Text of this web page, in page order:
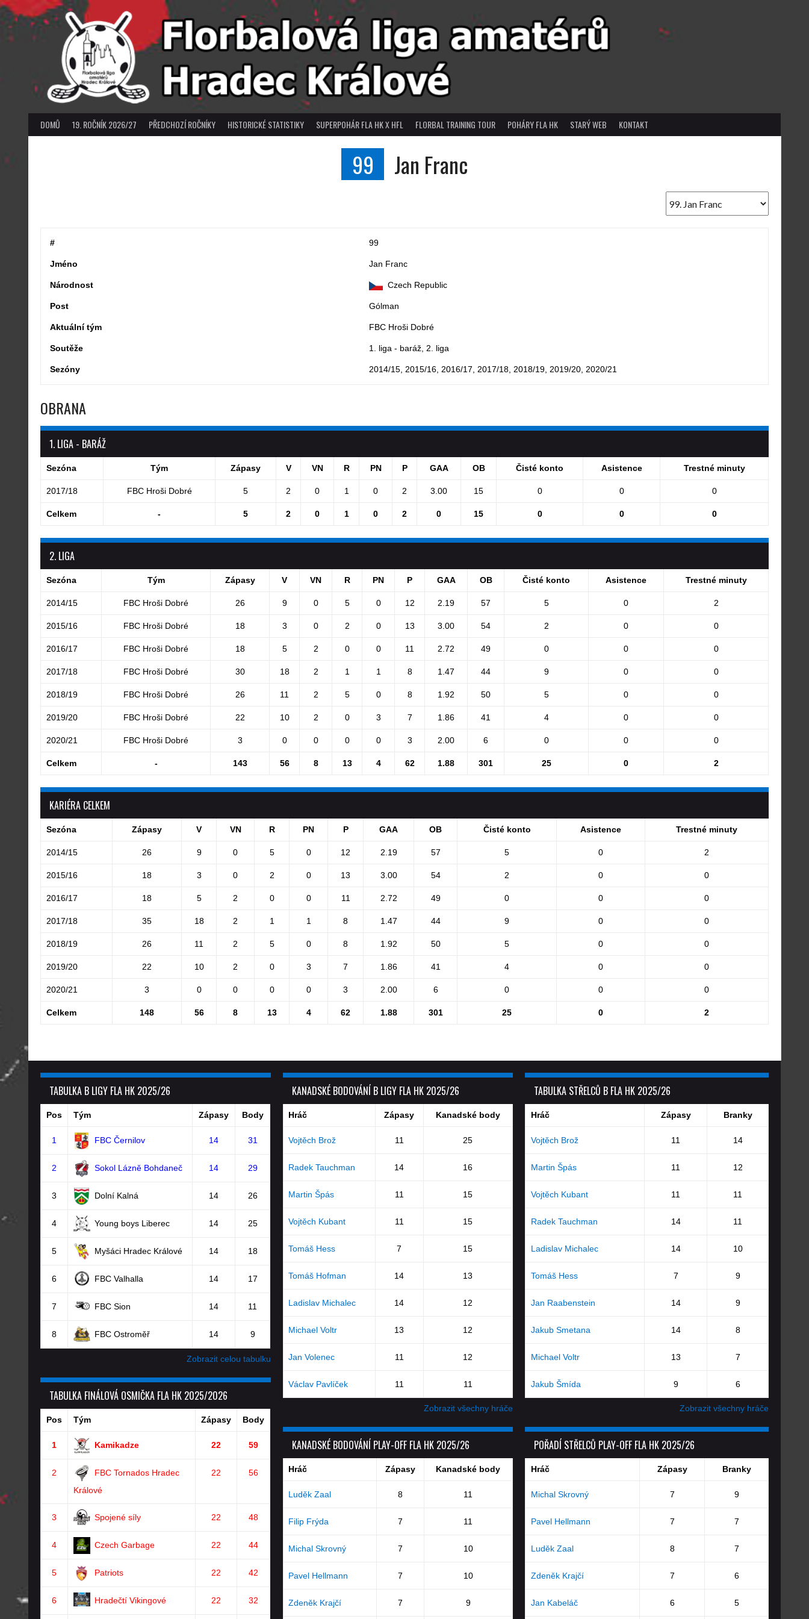
Skip
to
content
DOMŮ 19. ROČNÍK 2026/27 PŘEDCHOZÍ ROČNÍKY HISTORICKÉ STATISTIKY SUPERPOHÁR FLA HK X HFL FLORBAL TRAINING TOUR POHÁRY FLA HK STARÝ WEB KONTAKT
99 Jan Franc
# 99
Jméno Jan Franc
Národnost Czech Republic
Post Gólman
Aktuální tým FBC Hroši Dobré
Soutěže 1. liga - baráž, 2. liga
Sezóny 2014/15, 2015/16, 2016/17, 2017/18, 2018/19, 2019/20, 2020/21
OBRANA
1. LIGA - BARÁŽ
Sezóna Tým Zápasy V VN R PN P GAA OB Čisté konto Asistence Trestné minuty
2017/18 FBC Hroši Dobré 5 2 0 1 0 2 3.00 15 0 0 0
Celkem - 5 2 0 1 0 2 0 15 0 0 0
2. LIGA
Sezóna Tým Zápasy V VN R PN P GAA OB Čisté konto Asistence Trestné minuty
2014/15 FBC Hroši Dobré 26 9 0 5 0 12 2.19 57 5 0 2
2015/16 FBC Hroši Dobré 18 3 0 2 0 13 3.00 54 2 0 0
2016/17 FBC Hroši Dobré 18 5 2 0 0 11 2.72 49 0 0 0
2017/18 FBC Hroši Dobré 30 18 2 1 1 8 1.47 44 9 0 0
2018/19 FBC Hroši Dobré 26 11 2 5 0 8 1.92 50 5 0 0
2019/20 FBC Hroši Dobré 22 10 2 0 3 7 1.86 41 4 0 0
2020/21 FBC Hroši Dobré 3 0 0 0 0 3 2.00 6 0 0 0
Celkem - 143 56 8 13 4 62 1.88 301 25 0 2
KARIÉRA CELKEM
Sezóna Zápasy V VN R PN P GAA OB Čisté konto Asistence Trestné minuty
2014/15 26 9 0 5 0 12 2.19 57 5 0 2
2015/16 18 3 0 2 0 13 3.00 54 2 0 0
2016/17 18 5 2 0 0 11 2.72 49 0 0 0
2017/18 35 18 2 1 1 8 1.47 44 9 0 0
2018/19 26 11 2 5 0 8 1.92 50 5 0 0
2019/20 22 10 2 0 3 7 1.86 41 4 0 0
2020/21 3 0 0 0 0 3 2.00 6 0 0 0
Celkem 148 56 8 13 4 62 1.88 301 25 0 2
TABULKA B LIGY FLA HK 2025/26
Pos Tým Zápasy Body
1 FBC Černilov 14 31
2 Sokol Lázně Bohdaneč 14 29
3 Dolní Kalná 14 26
4 Young boys Liberec 14 25
5 Myšáci Hradec Králové 14 18
6 FBC Valhalla 14 17
7 FBC Sion 14 11
8 FBC Ostroměř 14 9
Zobrazit celou tabulku
TABULKA FINÁLOVÁ OSMIČKA FLA HK 2025/2026
Pos Tým Zápasy Body
1 Kamikadze 22 59
2
FBC Tornados Hradec
Králové
22 56
3 Spojené síly 22 48
4 Czech Garbage 22 44
5 Patriots 22 42
6 Hradečtí Vikingové 22 32
KANADSKÉ BODOVÁNÍ B LIGY FLA HK 2025/26
Hráč Zápasy Kanadské body
Vojtěch Brož 11 25
Radek Tauchman 14 16
Martin Špás 11 15
Vojtěch Kubant 11 15
Tomáš Hess 7 15
Tomáš Hofman 14 13
Ladislav Michalec 14 12
Michael Voltr 13 12
Jan Volenec 11 12
Václav Pavlíček 11 11
Zobrazit všechny hráče
KANADSKÉ BODOVÁNÍ PLAY-OFF FLA HK 2025/26
Hráč Zápasy Kanadské body
Luděk Zaal 8 11
Filip Frýda 7 11
Michal Skrovný 7 10
Pavel Hellmann 7 10
Zdeněk Krajčí 7 9
TABULKA STŘELCŮ B FLA HK 2025/26
Hráč Zápasy Branky
Vojtěch Brož 11 14
Martin Špás 11 12
Vojtěch Kubant 11 11
Radek Tauchman 14 11
Ladislav Michalec 14 10
Tomáš Hess 7 9
Jan Raabenstein 14 9
Jakub Smetana 14 8
Michael Voltr 13 7
Jakub Šmída 9 6
Zobrazit všechny hráče
POŘADÍ STŘELCŮ PLAY-OFF FLA HK 2025/26
Hráč Zápasy Branky
Michal Skrovný 7 9
Pavel Hellmann 7 7
Luděk Zaal 8 7
Zdeněk Krajčí 7 6
Jan Kabeláč 6 5